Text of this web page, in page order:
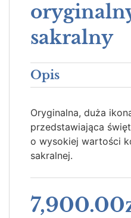
sakralny
Opis
Oryginalna, duża
przedstawiająca
o wysokiej wartości
sakralnej.
7,900.00